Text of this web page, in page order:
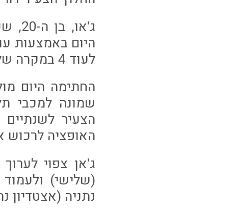
היום באמצעות
לעוד 4 במקרה של רכישה) במועדון הכדורגל עירוני איתוראן קריית שמונה.
החתימה היום
שמונה למכבי
הצעיר
האופציה
ג'אן צפוי
(שלישי)
נתניה (אצטדיון